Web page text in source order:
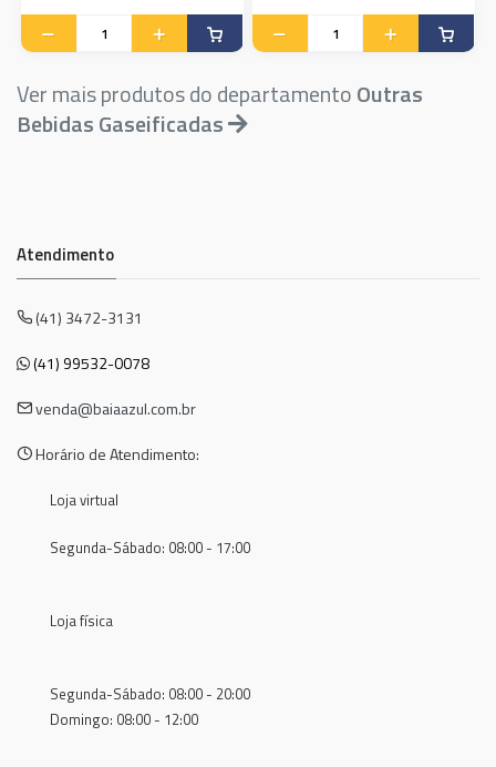
Ver mais produtos do departamentoOutras
Bebidas Gaseificadas
Atendimento
(41) 3472-3131
(41) 99532-0078
venda@baiaazul.com.br
Horário de Atendimento:
Loja virtual
Segunda-Sábado: 08:00 - 17:00
Loja física
Segunda-Sábado: 08:00 - 20:00
Domingo: 08:00 - 12:00